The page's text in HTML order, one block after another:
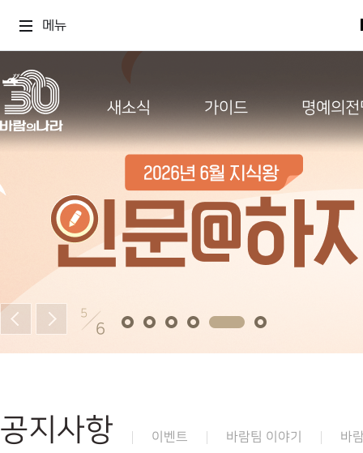
메뉴
새소식 가이드 명예의
5
6
공지사항 이벤트 바람팀 이야기 바